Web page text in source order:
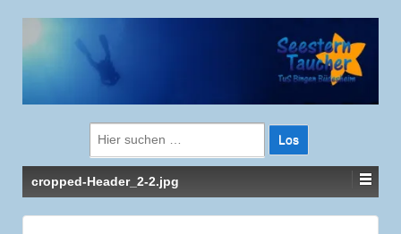
Suche
nach:
cropped-Header_2-2.jpg